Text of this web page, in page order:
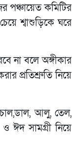
পঞ্চায়েত কমিটির
শ্বাশুড়িকে ঘরে
না বলে অঙ্গীকার
প্রতিশ্রুতি নিয়ে
আলু, তেল,
ঈদ সামগ্রী নিয়ে